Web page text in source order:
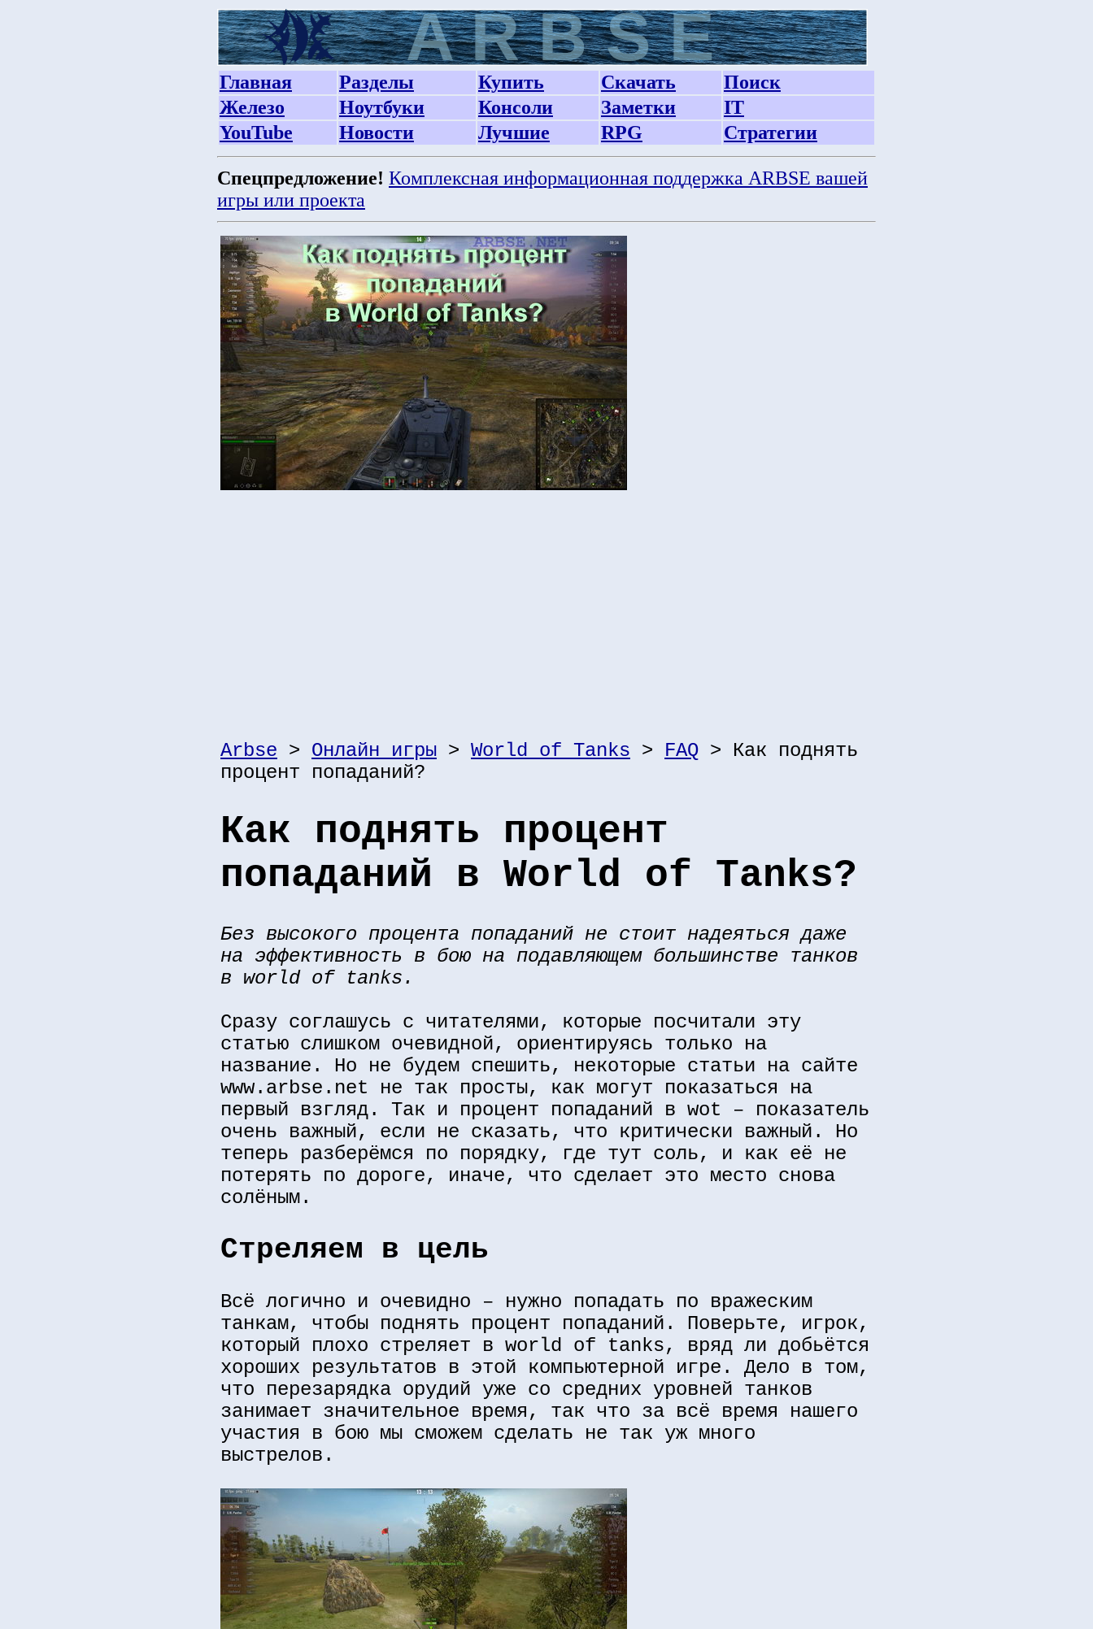
Главная Разделы Купить Скачать
Поиск
Железо
Ноутбуки Консоли Заметки
IT
YouTube
Новости Лучшие RPG Стратегии
Спецпредложение! Комплексная информационная поддержка ARBSE вашей
игры или проекта
Arbse > Онлайн игры > World of Tanks > FAQ > Как поднять
процент попаданий?
Как поднять процент
попаданий в World of Tanks?
Без высокого процента попаданий не стоит надеяться даже
на эффективность в бою на подавляющем большинстве танков
в world of tanks.
Сразу соглашусь с читателями, которые посчитали эту
статью слишком очевидной, ориентируясь только на
название. Но не будем спешить, некоторые статьи на сайте
www.arbse.net не так просты, как могут показаться на
первый взгляд. Так и процент попаданий в wot – показатель
очень важный, если не сказать, что критически важный. Но
теперь разберёмся по порядку, где тут соль, и как её не
потерять по дороге, иначе, что сделает это место снова
солёным.
Стреляем в цель
Всё логично и очевидно – нужно попадать по вражеским
танкам, чтобы поднять процент попаданий. Поверьте, игрок,
который плохо стреляет в world of tanks, вряд ли добьётся
хороших результатов в этой компьютерной игре. Дело в том,
что перезарядка орудий уже со средних уровней танков
занимает значительное время, так что за всё время нашего
участия в бою мы сможем сделать не так уж много
выстрелов.